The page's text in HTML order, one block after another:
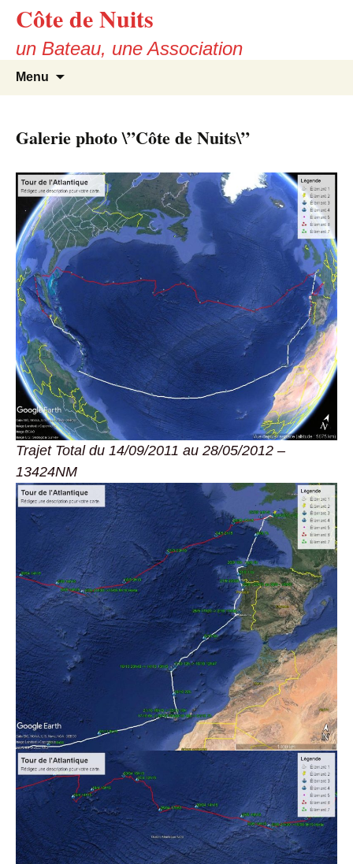
Skip
content
Côte de Nuits
un Bateau, une Association
Menu
Galerie photo \”Côte de Nuits\”
Trajet Total du 14/09/2011 au 28/05/2012 –
13424NM